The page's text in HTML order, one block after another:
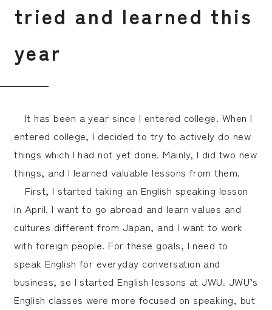
tried and learned this
year
It has been a year since I entered college. When I
entered college, I decided to try to actively do new
things which I had not yet done. Mainly, I did two new
things, and I learned valuable lessons from them.
First, I started taking an English speaking lesson
in April. I want to go abroad and learn values and
cultures different from Japan, and I want to work
with foreign people. For these goals, I need to
speak English for everyday conversation and
business, so I started English lessons at JWU. JWU’s
English classes were more focused on speaking, but